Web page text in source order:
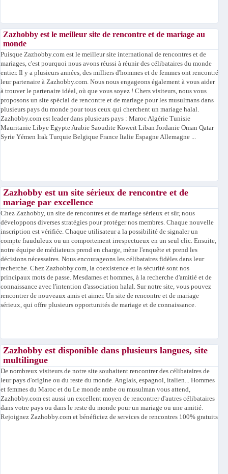
Zazhobby est le meilleur site de rencontre et de mariage au
monde
Puisque Zazhobby.com est le meilleur site international de rencontres et de
mariages, c'est pourquoi nous avons réussi à réunir des célibataires du monde
entier. Il y a plusieurs années, des milliers d'hommes et de femmes ont rencontré
leur partenaire à Zazhobby.com. Nous nous engageons également à vous aider
à trouver le partenaire idéal, où que vous soyez ! Chers visiteurs, nous vous
proposons un site spécial de rencontre et de mariage pour les musulmans dans
plusieurs pays du monde pour tous ceux qui cherchent un mariage halal.
Zazhobby.com est leader dans plusieurs pays : Maroc Algérie Tunisie
Mauritanie Libye Egypte Arabie Saoudite Koweït Liban Jordanie Oman Qatar
Syrie Yémen Irak Turquie Belgique France Italie Espagne Allemagne ...
Zazhobby est un site sérieux de rencontre et de
mariage par excellence
Chez Zazhobby, un site de rencontres et de mariage sérieux et sûr, nous
développons diverses stratégies pour protéger nos membres. Chaque nouvelle
inscription est vérifiée. Chaque utilisateur a la possibilité de signaler un
compte frauduleux ou un comportement irrespectueux en un seul clic. Ensuite,
notre équipe de médiateurs prend en charge, mène l'enquête et prend les
décisions nécessaires. Nous encourageons les célibataires fidèles dans leur
recherche. Chez Zazhobby.com, la coexistence et la sécurité sont nos
principaux mots de passe. Mesdames et hommes, à la recherche d'amitié et de
connaissance avec l'intention d'association halal. Sur notre site, vous pouvez
rencontrer de nouveaux amis et aimer. Un site de rencontre et de mariage
sérieux, qui offre plusieurs opportunités de mariage et de connaissance.
Zazhobby est disponible dans plusieurs langues, site
multilingue
De nombreux visiteurs de notre site souhaitent rencontrer des célibataires de
leur pays d'origine ou du reste du monde. Anglais, espagnol, italien... Hommes
et femmes du Maroc et du Le monde arabe ou musulman vous attend,
Zazhobby.com est aussi un excellent moyen de rencontrer d'autres célibataires
dans votre pays ou dans le reste du monde pour un mariage ou une amitié.
Rejoignez Zazhobby.com et bénéficiez de services de rencontres 100% gratuits